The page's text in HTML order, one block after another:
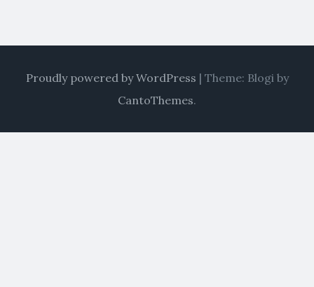
Proudly powered by WordPress | Theme: Blogi by
CantoThemes.